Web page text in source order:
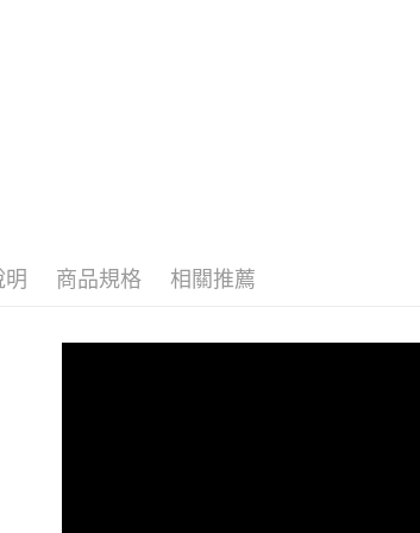
明 商品規格 相關推薦